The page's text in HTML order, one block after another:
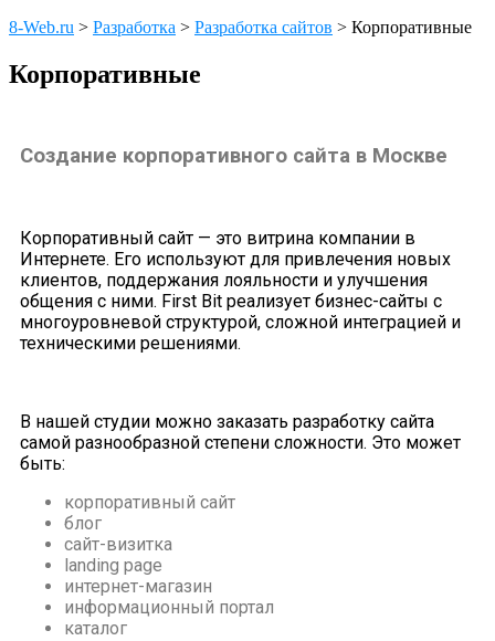
8-Web.ru > Разработка > Разработка сайтов > Корпоративные
Корпоративные
Создание корпоративного сайта в Москве
Корпоративный сайт — это витрина компании в
Интернете. Его используют для привлечения новых
клиентов, поддержания лояльности и улучшения
общения с ними. First Bit реализует бизнес-сайты с
многоуровневой структурой, сложной интеграцией и
техническими решениями.
В нашей студии можно заказать разработку сайта
самой разнообразной степени сложности. Это может
быть:
корпоративный сайт
блог
сайт-визитка
landing page
интернет-магазин
информационный портал
каталог